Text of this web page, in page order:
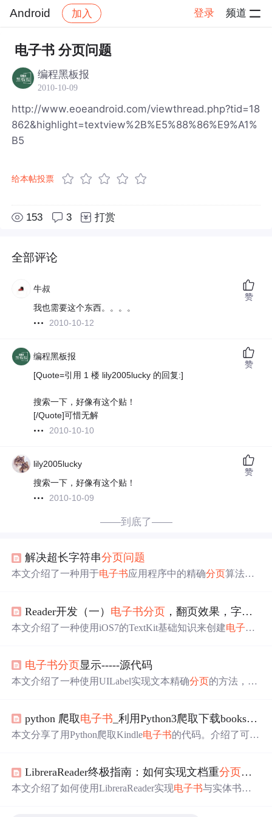
Android 加入 登录 频道
社区 Android 帖子详情
电子书 分页问题
编程黑板报
2010-10-09
http://www.eoeandroid.com/viewthread.php?tid=18
862&highlight=textview%2B%E5%88%86%E9%A1%
B5
给本帖投票
153 3 打赏
全部评论
牛叔
我也需要这个东西。。。。
2010-10-12
赞
编程黑板报
[Quote=引用 1 楼 lily2005lucky 的回复:]
搜索一下，好像有这个贴！
[/Quote]可惜无解
2010-10-10
赞
lily2005lucky
搜索一下，好像有这个贴！
2010-10-09
赞
——到底了——
解决超长字符串分页问题
本文介绍了一种用于电子书应用程序中的精确分页算法。
解决了分页不准确的 问题。
Reader开发（一） 电子书分页 ，翻页效果，字体大小调整和基本功能实现
本文介绍了一种使用iOS7的TextKit基础知识来创建电子书
电子书分页显示-----源代码
本文介绍了一种使用UILabel实现文本精确分页的方法，解
个页面的内容适配屏幕尺寸。
python 爬取电子书 _利用Python3爬取下载bookset网站的kindle
本文分享了用Python爬取Kindle电子书的代码。介绍了可下
问题，如正则匹配书链接失败、短时间同一IP下载多本可
能受限等。
LibreraReader终极指南：如何实现文档重分页与实
本文介绍了如何使用LibreraReader实现电子书与实体书页